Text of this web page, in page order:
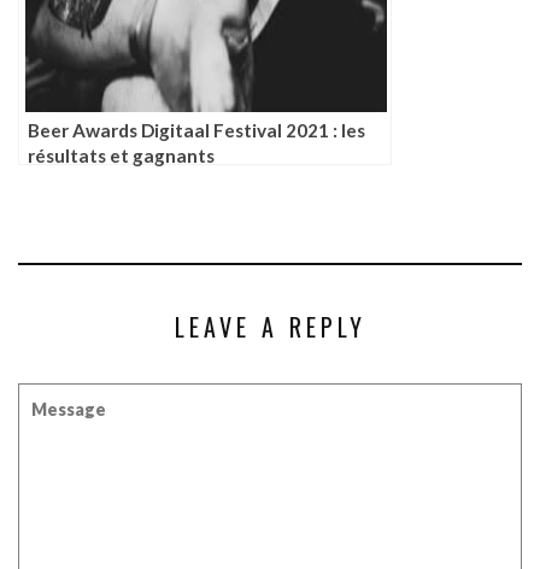
Beer Awards Digitaal Festival 2021 : les
résultats et gagnants
LEAVE A REPLY